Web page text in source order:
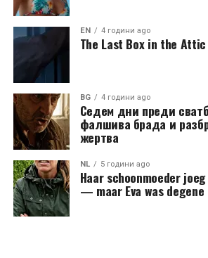
EN 4 години ago
The Last Box in the Attic
BG 4 години ago
Седем дни преди
фалшива брада и
жертва
NL 5 години ago
Haar schoonmoeder joeg
— maar Eva was